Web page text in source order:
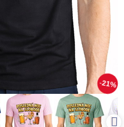
21%